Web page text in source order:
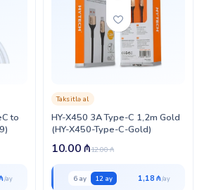
to
HY-X450 3A Type-C 1,2m Gold
(HY-X450-Type-C-Gold)
Taksitlə al
12.00₼
10.00₼
6 ay 12 ay 1,18 ₼